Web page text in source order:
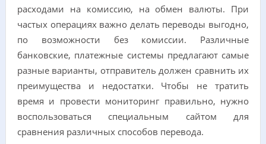
расходами на комиссию, на обмен валюты. При
частых операциях важно делать переводы выгодно,
по возможности без комиссии. Различные
банковские, платежные системы предлагают самые
разные варианты, отправитель должен сравнить их
преимущества и недостатки. Чтобы не тратить
время и провести мониторинг правильно, нужно
воспользоваться специальным сайтом для
сравнения различных способов перевода.